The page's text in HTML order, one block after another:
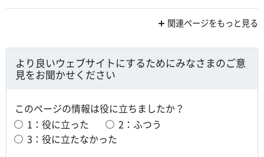
関連ページをもっと見る
より良いウェブサイトにするためにみなさまのご意
見をお聞かせください
このページの情報は役に立ちましたか？
1：役に立った
2：ふつう
3：役に立たなかった